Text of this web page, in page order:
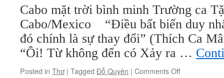
Cabo mặt trời bình minh Trường ca
Cabo/Mexico “Điều bất biến duy
đó chính là sự thay đổi” (Thích Ca
“Ôi! Từ không đến có Xảy ra …
Posted in Thơ | Tagged Đỗ Quyên | Comments Offon